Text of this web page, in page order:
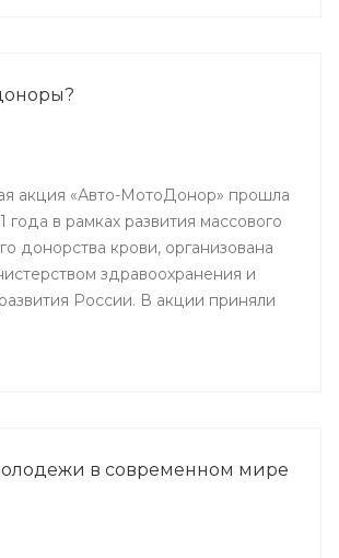
акция «Авто-МотоДонор» прошла
года в рамках развития массового
донорства крови, организована
здравоохранения и
России. В акции приняли
и роллеры.
в современном мире